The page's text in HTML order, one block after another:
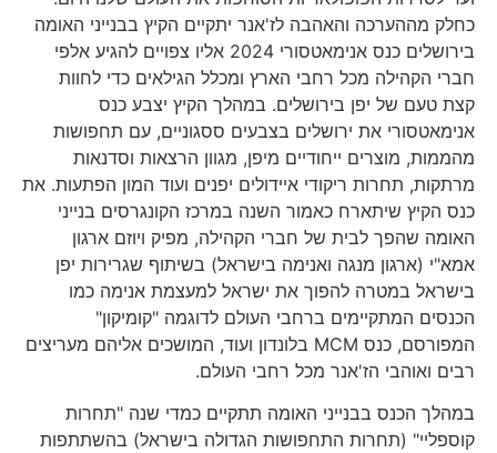
כחלק מההערכה והאהבה לז'אנר יתקיים הקיץ בבנייני האומה
בירושלים כנס אנימאטסורי 2024 אליו צפויים להגיע אלפי
חברי הקהילה מכל רחבי הארץ ומכלל הגילאים כדי לחוות
קצת טעם של יפן בירושלים. במהלך הקיץ יצבע כנס
אנימאטסורי את ירושלים בצבעים ססגוניים, עם תחפושות
מהממות, מוצרים ייחודיים מיפן, מגוון הרצאות וסדנאות
מרתקות, תחרות ריקודי איידולים יפנים ועוד המון הפתעות. את
כנס הקיץ שיתארח כאמור השנה במרכז הקונגרסים בנייני
האומה שהפך לבית של חברי הקהילה, מפיק ויוזם ארגון
אמא"י (ארגון מנגה ואנימה בישראל) בשיתוף שגרירות יפן
בישראל במטרה להפוך את ישראל למעצמת אנימה כמו
הכנסים המתקיימים ברחבי העולם לדוגמה "קומיקון"
המפורסם, כנס MCM בלונדון ועוד, המושכים אליהם מעריצים
רבים ואוהבי הז'אנר מכל רחבי העולם.
במהלך הכנס בבנייני האומה תתקיים כמדי שנה "תחרות
קוספליי" (תחרות התחפושות הגדולה בישראל) בהשתתפות